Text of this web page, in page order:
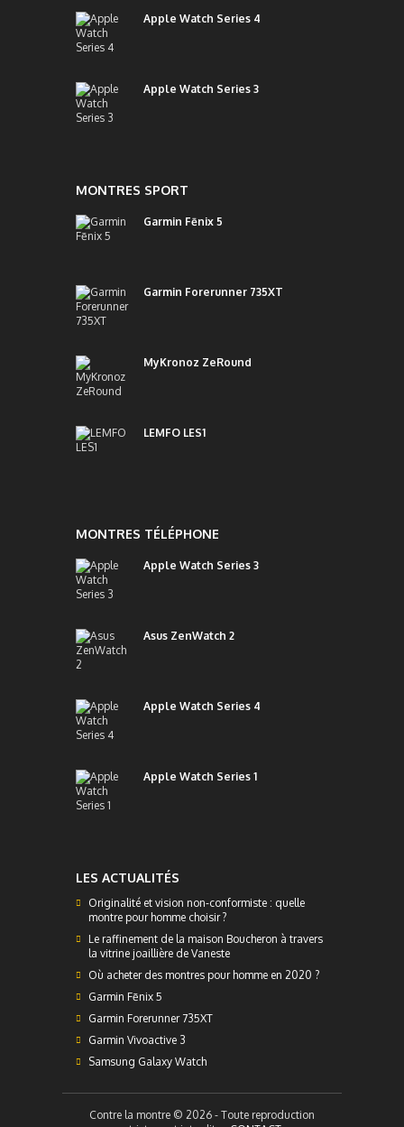
Apple Watch Series 4
Apple Watch Series 3
MONTRES SPORT
Garmin Fēnix 5
Garmin Forerunner 735XT
MyKronoz ZeRound
LEMFO LES1
MONTRES TÉLÉPHONE
Apple Watch Series 3
Asus ZenWatch 2
Apple Watch Series 4
Apple Watch Series 1
LES ACTUALITÉS
Originalité et vision non-conformiste : quelle
montre pour homme choisir ?
Le raffinement de la maison Boucheron à travers
la vitrine joaillière de Vaneste
Où acheter des montres pour homme en 2020 ?
Garmin Fēnix 5
Garmin Forerunner 735XT
Garmin Vivoactive 3
Samsung Galaxy Watch
Contre la montre © 2026 - Toute reproduction